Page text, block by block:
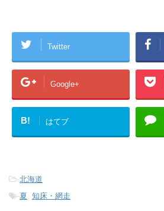
Twitter
Google+
B! はてブ
-北海道
-夏, 知床・網走